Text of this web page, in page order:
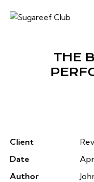
THE
Client
Date
Author